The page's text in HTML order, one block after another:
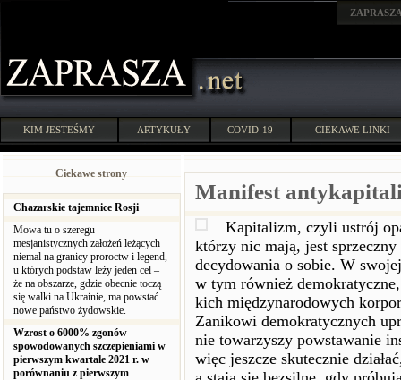
KIM JESTEŚMY ARTYKUŁY COVID-19 CIEKAWE LINKI
Ciekawe strony
Chazarskie tajemnice Rosji
Mowa tu o szeregu
mesjanistycznych założeń leżących
niemal na granicy proroctw i legend,
u których podstaw leży jeden cel –
że na obszarze, gdzie obecnie toczą
się walki na Ukrainie, ma powstać
nowe państwo żydowskie.
Wzrost o 6000% zgonów
spowodowanych szczepieniami w
pierwszym kwartale 2021 r. w
porównaniu z pierwszym
Manifest
Kapitalizm, czyli ustrój
którzy nic mają, jest
decydowania o sobie. W
w tym również
kich międzynarodowych
Zanikowi demokratycznych
nie towarzyszy powstawanie
więc jeszcze skutecznie